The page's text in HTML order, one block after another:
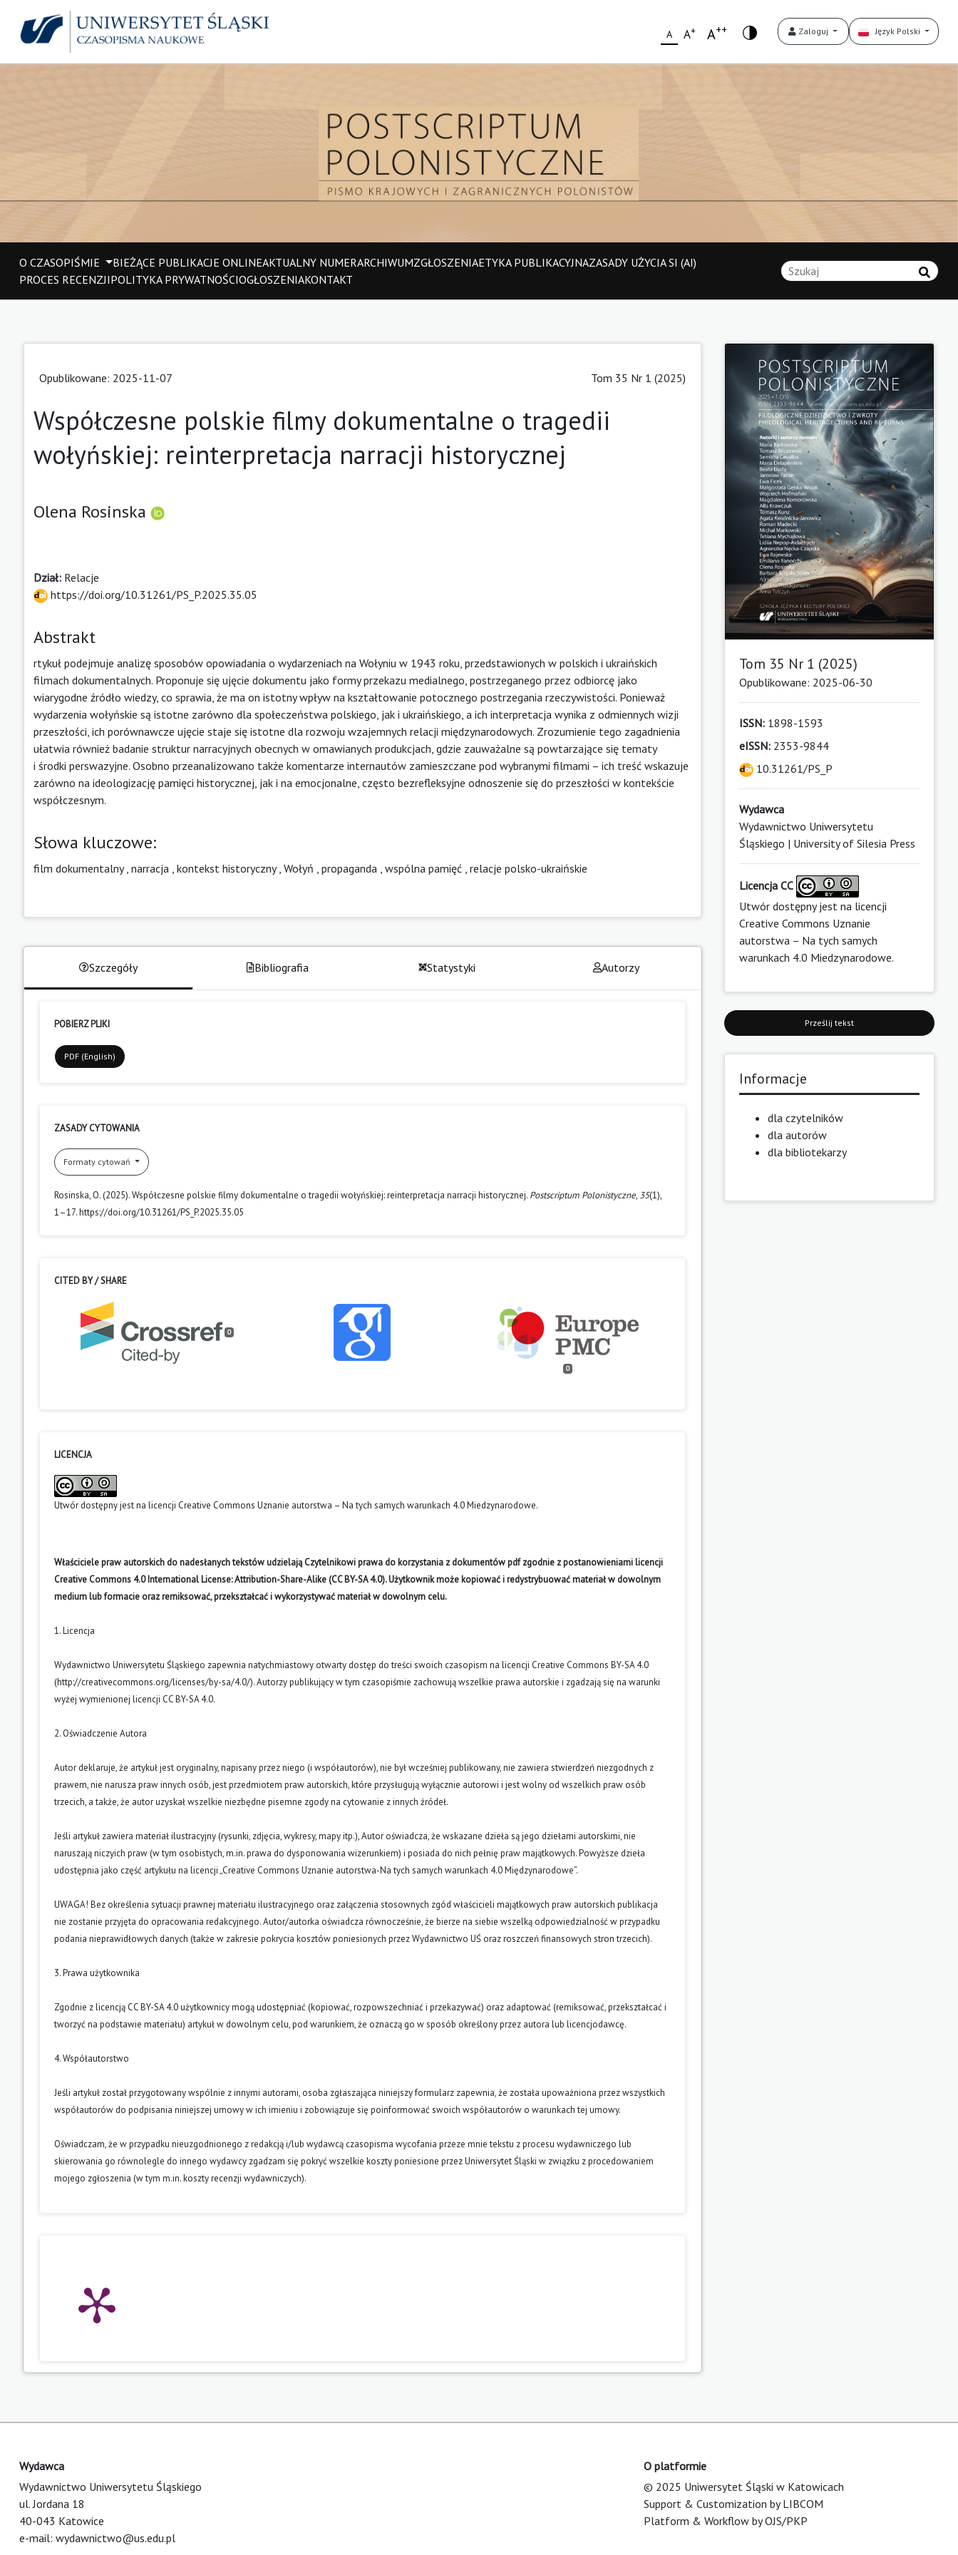
A A+ A++ Zaloguj Język Polski
O CZASOPIŚMIE BIEŻĄCE PUBLIKACJE ONLINEAKTUALNY NUMERARCHIWUMZGŁOSZENIAETYKA PUBLIKACYJNAZASADY UŻYCIA SI (AI)
PROCES RECENZJIPOLITYKA PRYWATNOŚCIOGŁOSZENIAKONTAKT
Opublikowane: 2025-11-07 Tom 35 Nr 1 (2025)
Współczesne polskie filmy dokumentalne o tragedii
wołyńskiej: reinterpretacja narracji historycznej
Olena Rosinska
Dział: Relacje
https://doi.org/10.31261/PS_P.2025.35.05
Abstrakt
rtykuł podejmuje analizę sposobów opowiadania o wydarzeniach na Wołyniu w 1943 roku, przedstawionych w polskich i ukraińskich
filmach dokumentalnych. Proponuje się ujęcie dokumentu jako formy przekazu medialnego, postrzeganego przez odbiorcę jako
wiarygodne źródło wiedzy, co sprawia, że ma on istotny wpływ na kształtowanie potocznego postrzegania rzeczywistości. Ponieważ
wydarzenia wołyńskie są istotne zarówno dla społeczeństwa polskiego, jak i ukraińskiego, a ich interpretacja wynika z odmiennych wizji
przeszłości, ich porównawcze ujęcie staje się istotne dla rozwoju wzajemnych relacji międzynarodowych. Zrozumienie tego zagadnienia
ułatwia również badanie struktur narracyjnych obecnych w omawianych produkcjach, gdzie zauważalne są powtarzające się tematy
i środki perswazyjne. Osobno przeanalizowano także komentarze internautów zamieszczane pod wybranymi filmami – ich treść wskazuje
zarówno na ideologizację pamięci historycznej, jak i na emocjonalne, często bezrefleksyjne odnoszenie się do przeszłości w kontekście
współczesnym.
Słowa kluczowe:
film dokumentalny, narracja kontekst historyczny, Wołyń propaganda wspólna pamięć relacje polsko-ukraińskie
Szczegóły Bibliografia Statystyki Autorzy
POBIERZ PLIKI
PDF (English)
ZASADY CYTOWANIA
Formaty cytowań
Rosinska, O. (2025). Współczesne polskie filmy dokumentalne o tragedii wołyńskiej: reinterpretacja narracji historycznej. Postscriptum Polonistyczne, 35(1),
1–17. https://doi.org/10.31261/PS_P.2025.35.05
CITED BY / SHARE
0
0
LICENCJA
Utwór dostępny jest na licencji Creative Commons Uznanie autorstwa – Na tych samych warunkach 4.0 Miedzynarodowe.
Właściciele praw autorskich do nadesłanych tekstów udzielają Czytelnikowi prawa do korzystania z dokumentów pdf zgodnie z postanowieniami licencji
Creative Commons 4.0 International License: Attribution-Share-Alike (CC BY-SA 4.0). Użytkownik może kopiować i redystrybuować materiał w dowolnym
medium lub formacie oraz remiksować, przekształcać i wykorzystywać materiał w dowolnym celu.
1. Licencja
Wydawnictwo Uniwersytetu Śląskiego zapewnia natychmiastowy otwarty dostęp do treści swoich czasopism na licencji Creative Commons BY-SA 4.0
(http://creativecommons.org/licenses/by-sa/4.0/). Autorzy publikujący w tym czasopiśmie zachowują wszelkie prawa autorskie i zgadzają się na warunki
wyżej wymienionej licencji CC BY-SA 4.0.
2. Oświadczenie Autora
Autor deklaruje, że artykuł jest oryginalny, napisany przez niego (i współautorów), nie był wcześniej publikowany, nie zawiera stwierdzeń niezgodnych z
prawem, nie narusza praw innych osób, jest przedmiotem praw autorskich, które przysługują wyłącznie autorowi i jest wolny od wszelkich praw osób
trzecich, a także, że autor uzyskał wszelkie niezbędne pisemne zgody na cytowanie z innych źródeł.
Jeśli artykuł zawiera materiał ilustracyjny (rysunki, zdjęcia, wykresy, mapy itp.), Autor oświadcza, że wskazane dzieła są jego dziełami autorskimi, nie
naruszają niczyich praw (w tym osobistych, m.in. prawa do dysponowania wizerunkiem) i posiada do nich pełnię praw majątkowych. Powyższe dzieła
udostępnia jako część artykułu na licencji „Creative Commons Uznanie autorstwa-Na tych samych warunkach 4.0 Międzynarodowe”.
UWAGA! Bez określenia sytuacji prawnej materiału ilustracyjnego oraz załączenia stosownych zgód właścicieli majątkowych praw autorskich publikacja
nie zostanie przyjęta do opracowania redakcyjnego. Autor/autorka oświadcza równocześnie, że bierze na siebie wszelką odpowiedzialność w przypadku
podania nieprawidłowych danych (także w zakresie pokrycia kosztów poniesionych przez Wydawnictwo UŚ oraz roszczeń finansowych stron trzecich).
3. Prawa użytkownika
Zgodnie z licencją CC BY-SA 4.0 użytkownicy mogą udostępniać (kopiować, rozpowszechniać i przekazywać) oraz adaptować (remiksować, przekształcać i
tworzyć na podstawie materiału) artykuł w dowolnym celu, pod warunkiem, że oznaczą go w sposób określony przez autora lub licencjodawcę.
4. Współautorstwo
Jeśli artykuł został przygotowany wspólnie z innymi autorami, osoba zgłaszająca niniejszy formularz zapewnia, że została upoważniona przez wszystkich
współautorów do podpisania niniejszej umowy w ich imieniu i zobowiązuje się poinformować swoich współautorów o warunkach tej umowy.
Oświadczam, że w przypadku nieuzgodnionego z redakcją i/lub wydawcą czasopisma wycofania przeze mnie tekstu z procesu wydawniczego lub
skierowania go równolegle do innego wydawcy zgadzam się pokryć wszelkie koszty poniesione przez Uniwersytet Śląski w związku z procedowaniem
mojego zgłoszenia (w tym m.in. koszty recenzji wydawniczych).
Tom 35 Nr 1 (2025)
Opublikowane: 2025-06-30
ISSN:1898-1593
eISSN:2353-9844
10.31261/PS_P
Wydawca
Wydawnictwo Uniwersytetu
Śląskiego | University of Silesia Press
Licencja CC
Utwór dostępny jest na licencji
Creative Commons Uznanie
autorstwa – Na tych samych
warunkach 4.0 Miedzynarodowe.
Prześlij tekst
Informacje
dla czytelników
dla autorów
dla bibliotekarzy
Wydawca
Wydawnictwo Uniwersytetu Śląskiego
ul. Jordana 18
40-043 Katowice
e-mail: wydawnictwo@us.edu.pl
O platformie
© 2025 Uniwersytet Śląski w Katowicach
Support & Customization by LIBCOM
Platform & Workflow by OJS/PKP